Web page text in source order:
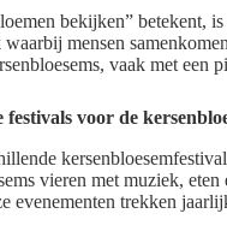
bekijken” betekent,
mensen
vaak met een
festivals voor de
vieren met muziek, eten
evenementen trekken